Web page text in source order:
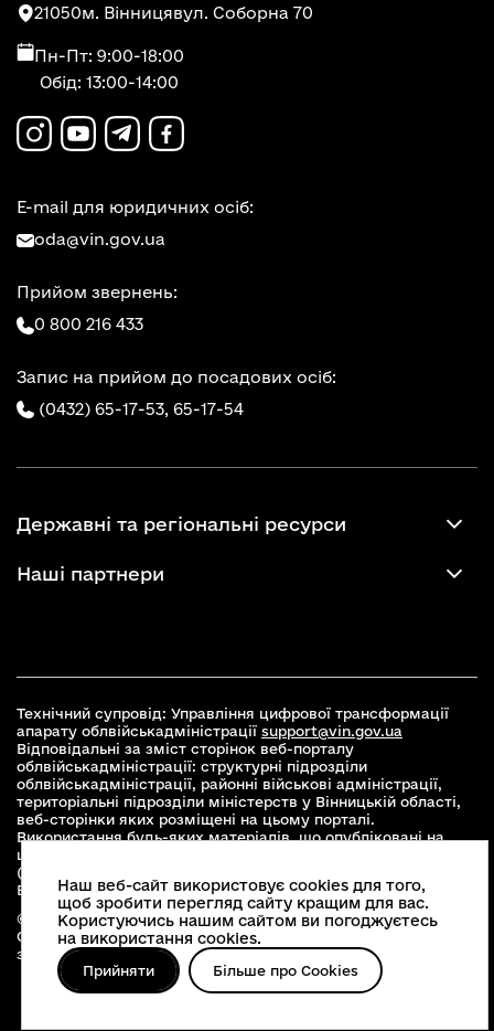
21050м. Вінницявул. Соборна 70
Пн-Пт: 9:00-18:00
Обід: 13:00-14:00
E-mail для юридичних осіб:
oda@vin.gov.ua
Прийом звернень:
0 800 216 433
Запис на прийом до посадових осіб:
(0432) 65-17-53, 65-17-54
Державні та регіональні ресурси
Наші партнери
Технічний супровід: Управління цифрової трансформації
апарату облвійськадміністрації support@vin.gov.ua
Відповідальні за зміст сторінок веб-порталу
облвійськадміністрації: структурні підрозділи
облвійськадміністрації, районні військові адміністрації,
територіальні підрозділи міністерств у Вінницькій області,
веб-сторінки яких розміщені на цьому порталі.
Використання будь-яких матеріалів, що опубліковані на
цьому сайті, дозволяється при умові зазначення посилання
(для інтернет-видань - гіперпосилання) на офіційний сайт
Вінницької облвійськадміністраціїwww.vin.gov.ua .
© 2026 Весь контент доступний за ліцензією Creative
Commons Attribution 4.0 International license, якщо не
зазначено інше
Наш веб-сайт використовує cookies для того,
щоб зробити перегляд сайту кращим для вас.
Користуючись нашим сайтом ви погоджуєтесь
на використання cookies.
Прийняти Більше про Cookies